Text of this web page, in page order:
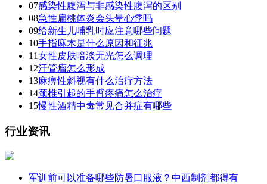
07感染性腹泻与非感染性腹泻的区别
08急性扁桃体炎会头晕心悸吗
09给新生儿哺乳时应注意哪些问题
10手指麻木是什么原因和征兆
11女性皮肤暗淡无光怎么调理
12汗管瘤怎么形成
13麻痹性斜视有什么治疗方法
14颈椎引起的手臂疼痛怎么治疗
15慢性酒精中毒常见合并症有哪些
行业资讯
军训前可以准备哪些防暑口服液？中西制剂都得有